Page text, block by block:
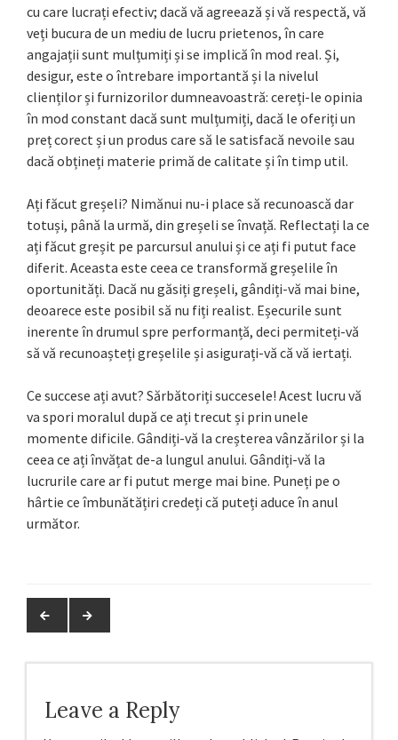
cu care lucrați efectiv; dacă vă agreează și vă respectă, vă
veți bucura de un mediu de lucru prietenos, în care
angajații sunt mulțumiți și se implică în mod real. Și,
desigur, este o întrebare importantă și la nivelul
clienților și furnizorilor dumneavoastră: cereți-le opinia
în mod constant dacă sunt mulțumiți, dacă le oferiți un
preț corect și un produs care să le satisfacă nevoile sau
dacă obțineți materie primă de calitate și în timp util.
Ați făcut greșeli? Nimănui nu-i place să recunoască dar
totuși, până la urmă, din greșeli se învață. Reflectați la ce
ați făcut greșit pe parcursul anului și ce ați fi putut face
diferit. Aceasta este ceea ce transformă greșelile în
oportunități. Dacă nu găsiți greșeli, gândiți-vă mai bine,
deoarece este posibil să nu fiți realist. Eșecurile sunt
inerente în drumul spre performanță, deci permiteți-vă
să vă recunoașteți greșelile și asigurați-vă că vă iertați.
Ce succese ați avut? Sărbătoriți succesele! Acest lucru vă
va spori moralul după ce ați trecut și prin unele
momente dificile. Gândiți-vă la creșterea vânzărilor și la
ceea ce ați învățat de-a lungul anului. Gândiți-vă la
lucrurile care ar fi putut merge mai bine. Puneți pe o
hârtie ce îmbunătățiri credeți că puteți aduce în anul
următor.
Leave a Reply